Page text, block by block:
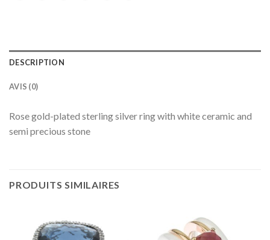
DESCRIPTION
AVIS (0)
Rose gold-plated sterling silver ring with white ceramic and
semi precious stone
PRODUITS SIMILAIRES